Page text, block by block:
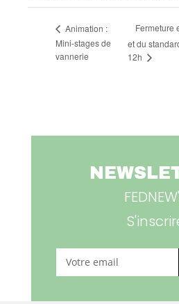
Animation :
Mini-stages de
vannerie
Fermeture
et du
12h